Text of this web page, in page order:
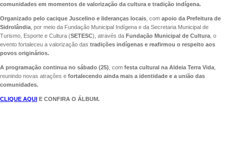
comunidades em momentos de valorização da cultura e tradição indígena.
Organizado pelo cacique Juscelino e lideranças locais , com apoio da Prefeitura de
Sidrolândia , por meio da Fundação Municipal Indígena e da Secretaria Municipal de
Turismo, Esporte e Cultura (SETESC), através da Fundação Municipal de Cultura , o
evento fortaleceu a valorização das tradições indígenas e reafirmou o respeito aos
povos originários.
A programação continua no sábado (25) , com festa cultural na Aldeia Terra Vida
reunindo novas atrações e fortalecendo ainda mais a identidade e a união das
comunidades.
CLIQUE AQUI E CONFIRA O ÁLBUM.